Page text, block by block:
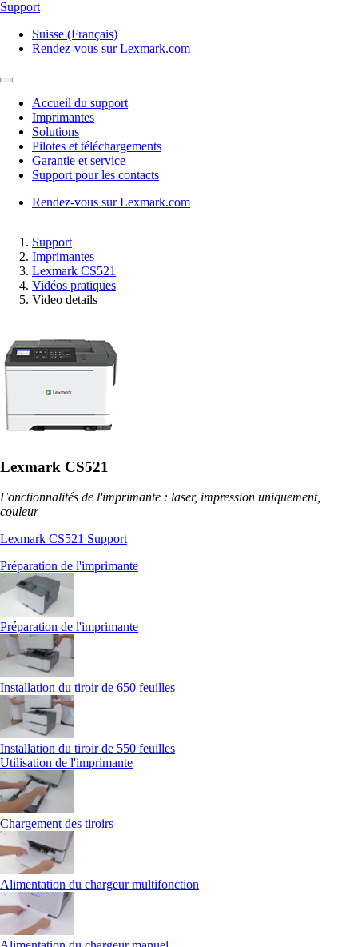
Support
Suisse (Français)
Rendez-vous sur Lexmark.com
Accueil du support
Imprimantes
Solutions
Pilotes et téléchargements
Garantie et service
Support pour les contacts
Rendez-vous sur Lexmark.com
Support
Imprimantes
Lexmark CS521
Vidéos pratiques
Video details
Lexmark CS521
Fonctionnalités de l'imprimante : laser, impression uniquement,
couleur
Lexmark CS521 Support
Préparation de l'imprimante
Préparation de l'imprimante
Installation du tiroir de 650 feuilles
Installation du tiroir de 550 feuilles
Utilisation de l'imprimante
Chargement des tiroirs
Alimentation du chargeur multifonction